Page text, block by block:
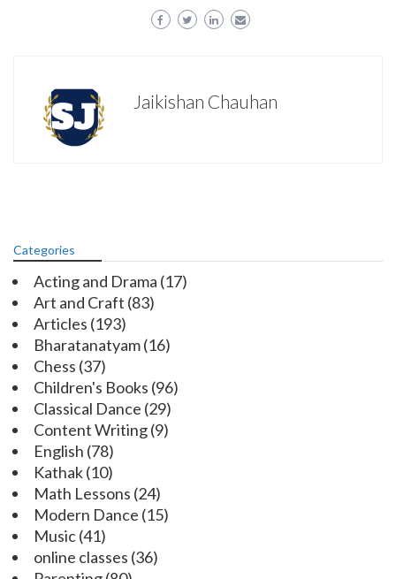
Jaikishan Chauhan
Categories
Acting and Drama (17)
Art and Craft (83)
Articles (193)
Bharatanatyam(16)
Chess (37)
Children's Books (96)
Classical Dance (29)
Content Writing(9)
English (78)
Kathak(10)
Math Lessons (24)
Modern Dance (15)
Music(41)
online classes (36)